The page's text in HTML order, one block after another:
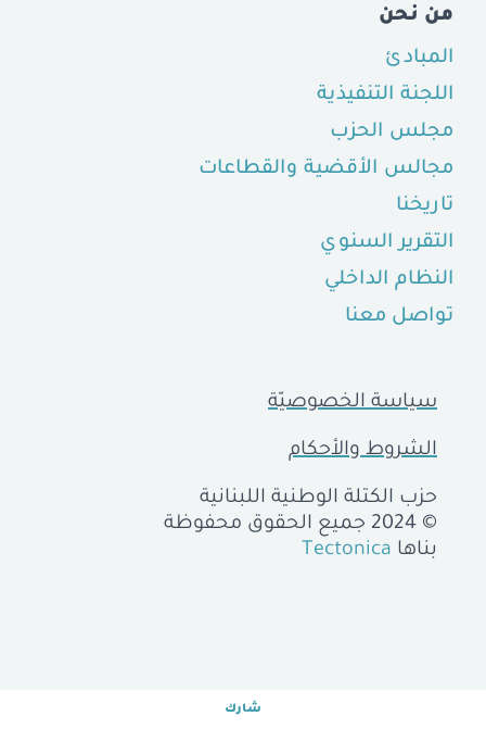
شارك
من نحن
المبادئ
اللجنة التنفيذية
مجلس الحزب
مجالس الأقضية والقطاعات
تاريخنا
التقرير السنوي
النظام الداخلي
تواصل معنا
سياسة الخصوصيّة
الشروط والأحكام
حزب الكتلة الوطنية اللبنانية
© 2024 جميع الحقوق محفوظة
بناها Tectonica